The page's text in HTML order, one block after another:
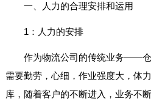
一、人力的合理安排和运用
1：人力的安排
作为物流公司的传统业务——
需要勤劳，心细，作业强度大，体
库，随着客户的不断进入，业务不